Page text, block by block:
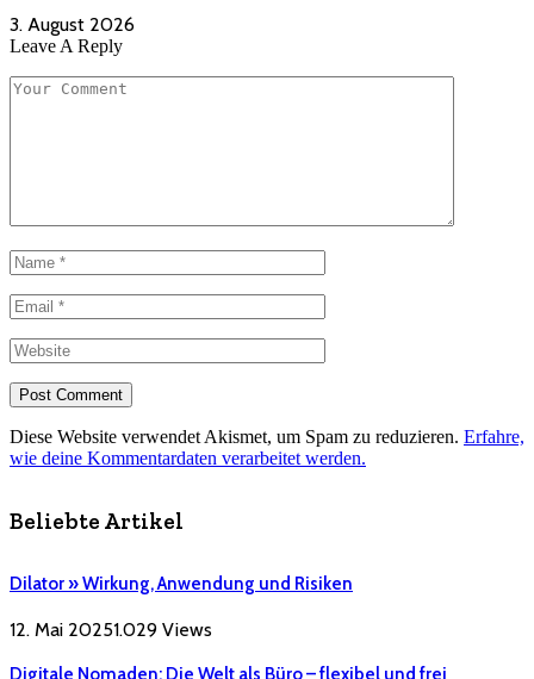
3. August 2026
Leave A Reply
Diese Website verwendet Akismet, um Spam zu reduzieren. Erfahre,
wie deine Kommentardaten verarbeitet werden.
Beliebte Artikel
Dilator » Wirkung, Anwendung und Risiken
12. Mai 20251.029 Views